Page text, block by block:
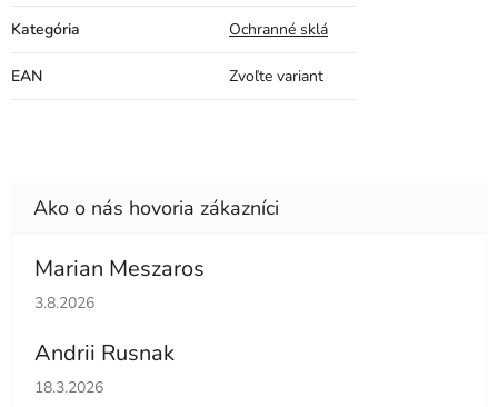
Kategória Ochranné sklá
EAN Zvoľte variant
Marian Meszaros
Hodnotenie obchodu je 5 z 5 hviezdičiek.
3.8.2026
Andrii Rusnak
Hodnotenie obchodu je 5 z 5 hviezdičiek.
18.3.2026